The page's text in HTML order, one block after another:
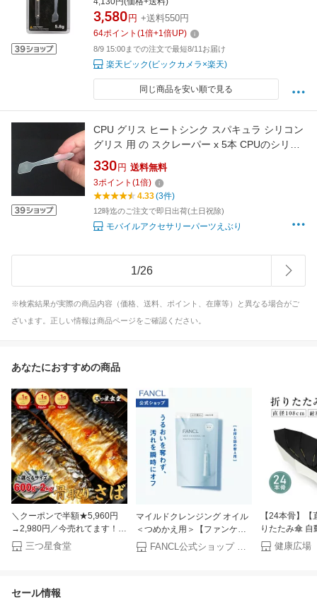
3,580 円 +送料550円
64ポイント (1倍+1倍UP)
8/9 15:00までの注文で最短8/11お届け
楽天ビック(ビックカメラ×楽天)
同じ商品を安い順で見る
CPU グリス ヒートシンク スパキュラ シリコン
グリス 用 の スクレーパー x 5本 CPUのシリコ
ングリスなどを塗る際に使用
330 円 送料無料
3ポイント (1倍)
4.33(3件)
12時迄のご注文で即日出荷(土日祝除)
モバイルアクセサリーパーツえぶり
1/26
※検索結果が実際の商品内容（価格、送料、ポイント、在庫等）と異なる場合がご
ざいます。正しい情報は商品ページをご確認ください。
あなたにおすすめの商品
＼クーポンで半額★5,960円
→2,980円／今売れてます！
激うま骨取りとろサバ 無添加
天然 無塩 さば 鯖 切り身 フィ
き お弁当 送料無料 アレンジ
三つ星食堂
マイルドクレンジング オイル
＜つめかえ用＞【ファンケル
公式】 [FANCL クレンジング
マイクレ 無添加 毛穴 マイル
FANCL公式ショップ 楽天市場店
【24本骨】
りたたみ傘 自
式 晴雨兼用
ス おしゃれ
健康広場
セール情報